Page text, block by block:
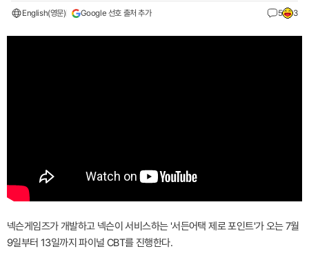
English(영문) Google 선호 출처 추가 5 3
넥슨게임즈가 개발하고 넥슨이 서비스하는 '서든어택 제로 포인트'가 오는 7월
9일부터 13일까지 파이널 CBT를 진행한다.